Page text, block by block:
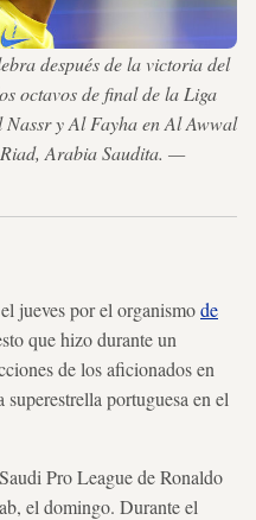
después de la victoria del
octavos de final de la Liga
y Al Fayha en Al Awwal
Arabia Saudita. —
jueves por el organismode
que hizo durante un
de los aficionados en
portuguesa en el
Pro League de Ronaldo
el domingo. Durante el